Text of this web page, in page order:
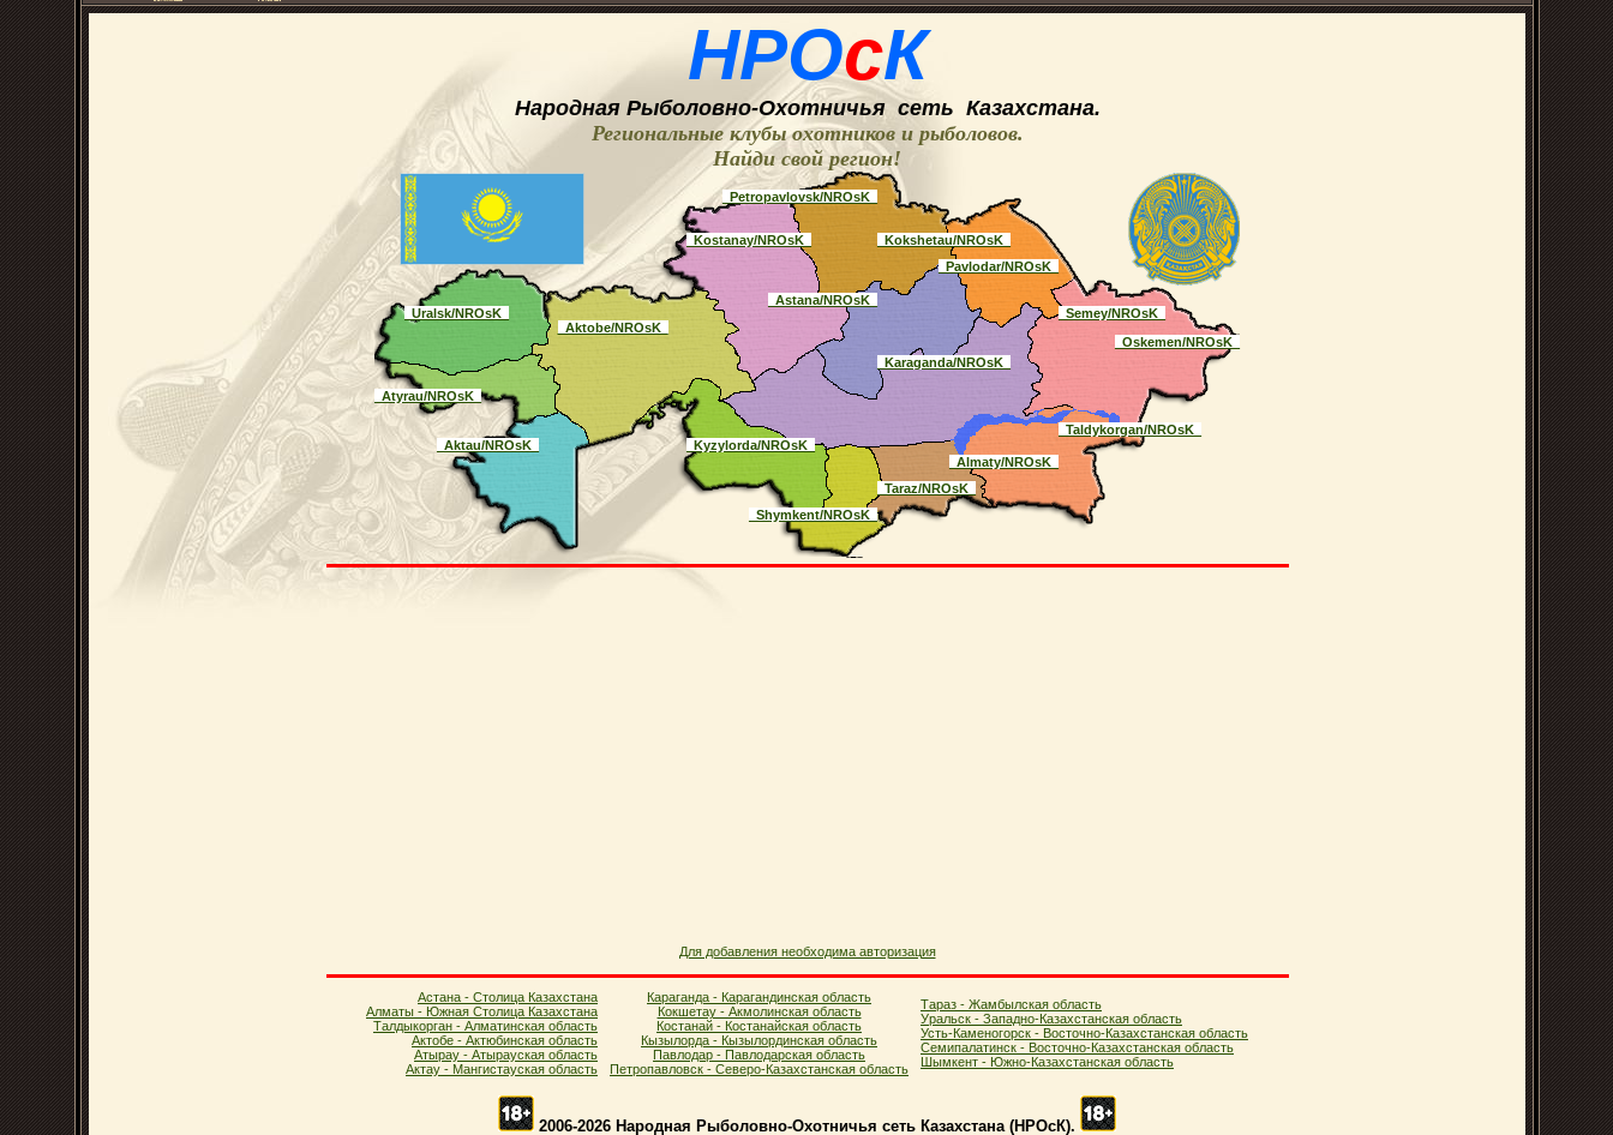
НРОсК
Народная Рыболовно-Oхотничья сеть Казахстана.
Региональные клубы охотников и рыболовов.
Найди свой регион!
_Petropavlovsk/NROsK_
_Kostanay/NROsK_
_Kokshetau/NROsK_
_Pavlodar/NROsK_
_Uralsk/NROsK_
_Aktobe/NROsK_
_Astana/NROsK_
_Semey/NROsK_
_Karaganda/NROsK_
_Oskemen/NROsK_
_Atyrau/NROsK_
_Aktau/NROsK_
_Kyzylorda/NROsK_
_Almaty/NROsK_
_Taldykorgan/NROsK_
_Taraz/NROsK_
_Shymkent/NROsK_
Для добавления необходима авторизация
Астана - Столица Казахстана
Алматы - Южная Столица Казахстана
Талдыкорган - Алматинская область
Актобе - Актюбинская область
Атырау - Атырауская область
Актау - Мангистауская область
Караганда - Карагандинская область
Кокшетау - Акмолинская область
Костанай - Костанайская область
Кызылорда - Кызылординская область
Павлодар - Павлодарская область
Петропавловск - Северо-Казахстанская область
Тараз - Жамбылская область
Уральск - Западно-Казахстанская область
Усть-Каменогорск - Восточно-Казахстанская область
Семипалатинск - Восточно-Казахстанская область
Шымкент - Южно-Казахстанская область
2006-2026 Народная Рыболовно-Охотничья сеть Казахстана (НPOcК).